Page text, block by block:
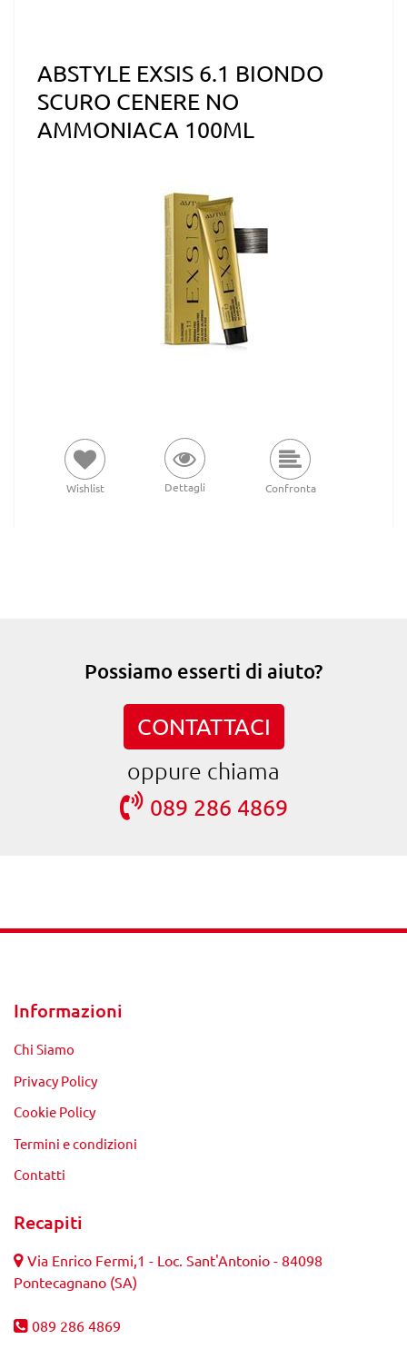
ABSTYLE EXSIS 6.1 BIONDO
SCURO CENERE NO
AMMONIACA 100ML
Wishlist Dettagli Confronta
Possiamo esserti di aiuto?
CONTATTACI
oppure chiama
089 286 4869
Informazioni
Chi Siamo
Privacy Policy
Cookie Policy
Termini e condizioni
Contatti
Recapiti
Via Enrico Fermi,1 - Loc. Sant'Antonio - 84098
Pontecagnano (SA)
089 286 4869